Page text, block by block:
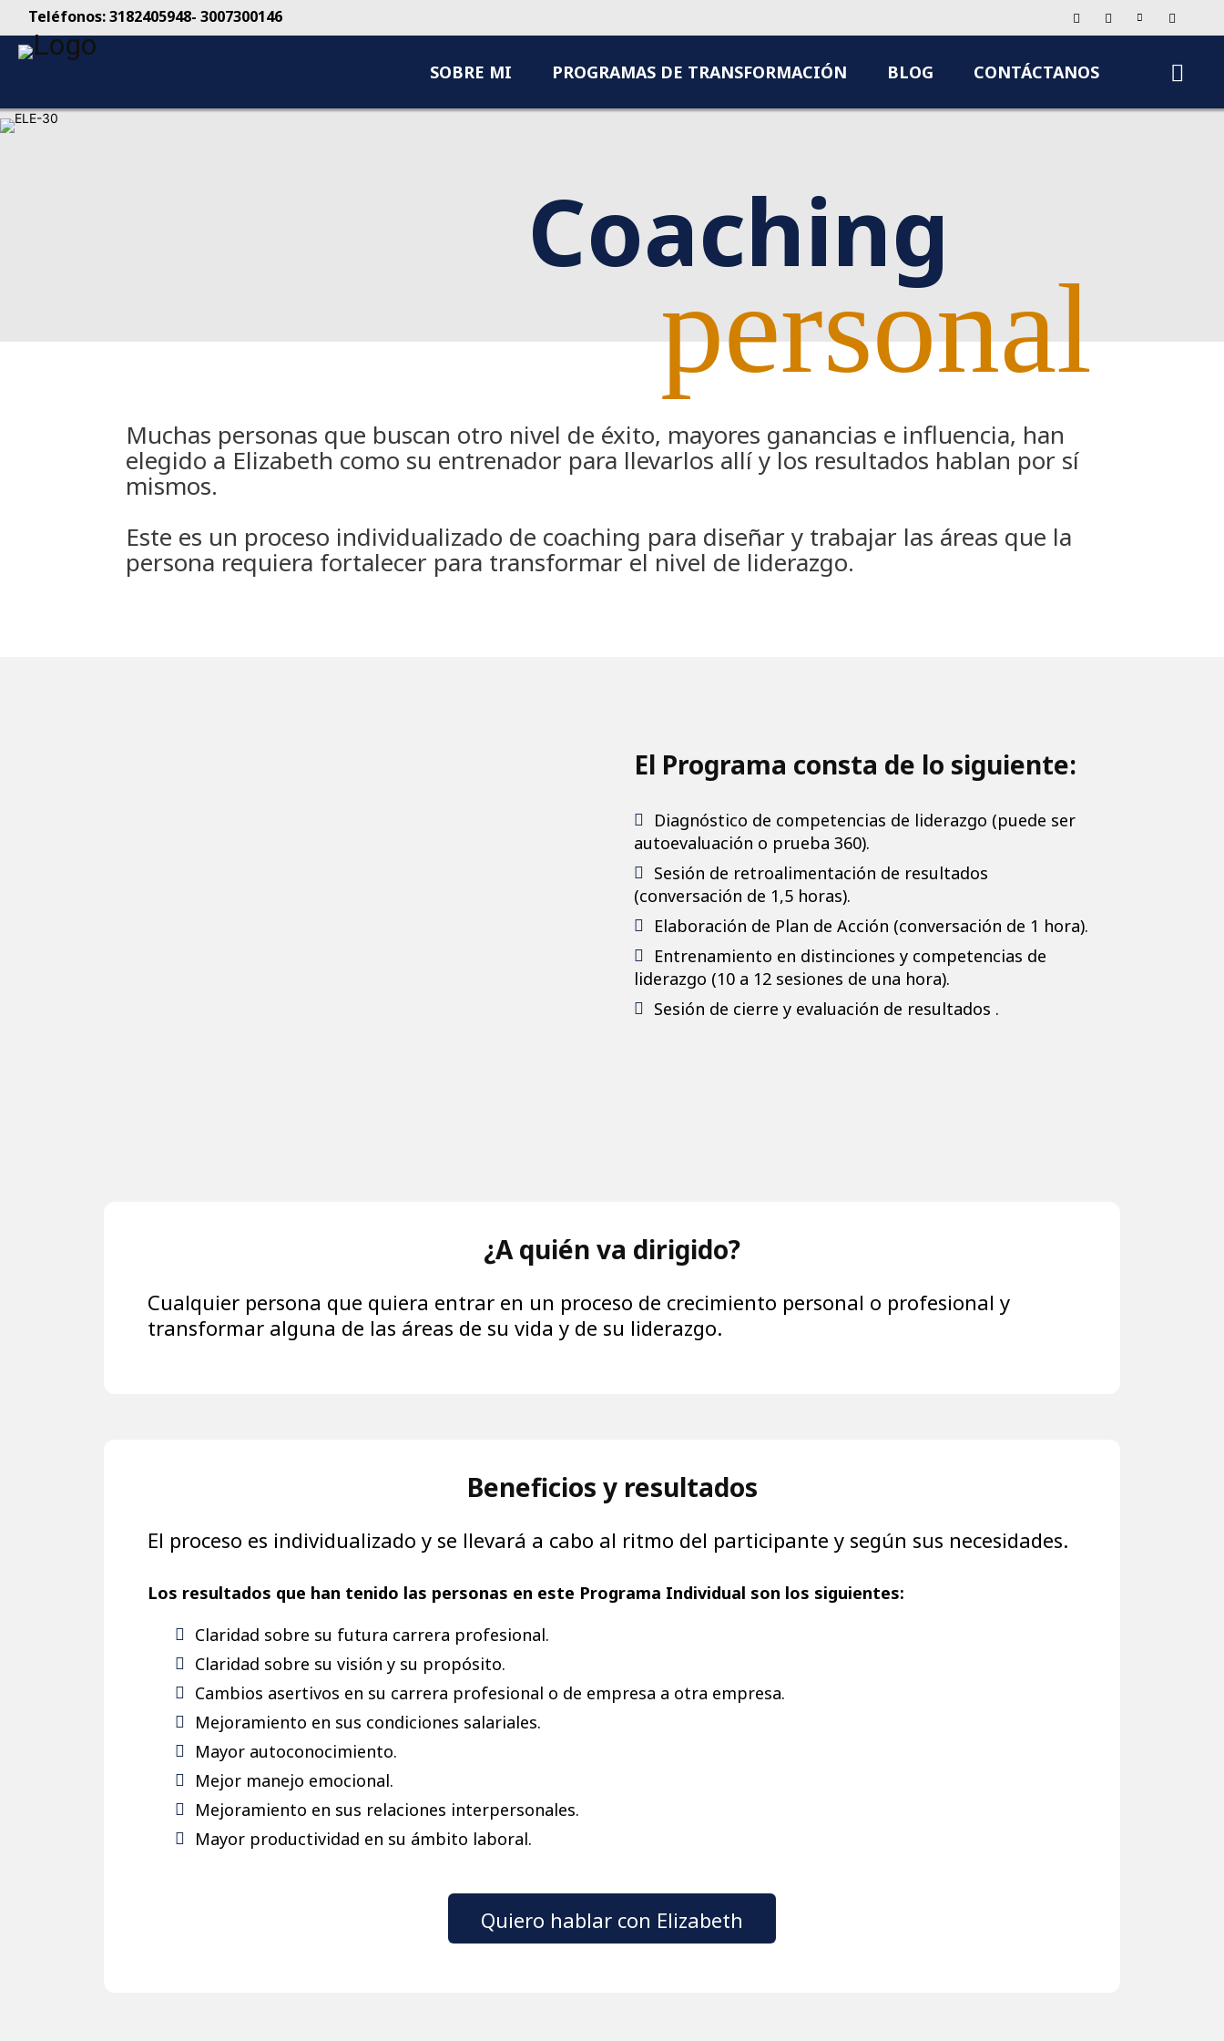
Teléfonos: 3182405948- 3007300146
SOBRE MI PROGRAMAS DE TRANSFORMACIÓN BLOG CONTÁCTANOS
Coaching
personal
Muchas personas que buscan otro nivel de éxito, mayores ganancias e influencia, han
elegido a Elizabeth como su entrenador para llevarlos allí y los resultados hablan por sí
mismos.
Este es un proceso individualizado de coaching para diseñar y trabajar las áreas que la
persona requiera fortalecer para transformar el nivel de liderazgo.
El Programa consta de lo siguiente:
Diagnóstico de competencias de liderazgo (puede ser
autoevaluación o prueba 360).
Sesión de retroalimentación de resultados
(conversación de 1,5 horas).
Elaboración de Plan de Acción (conversación de 1 hora).
Entrenamiento en distinciones y competencias de
liderazgo (10 a 12 sesiones de una hora).
Sesión de cierre y evaluación de resultados .
¿A quién va dirigido?
Cualquier persona que quiera entrar en un proceso de crecimiento personal o profesional y
transformar alguna de las áreas de su vida y de su liderazgo.
Beneficios y resultados
El proceso es individualizado y se llevará a cabo al ritmo del participante y según sus necesidades.
Los resultados que han tenido las personas en este Programa Individual son los siguientes:
Claridad sobre su futura carrera profesional.
Claridad sobre su visión y su propósito.
Cambios asertivos en su carrera profesional o de empresa a otra empresa.
Mejoramiento en sus condiciones salariales.
Mayor autoconocimiento.
Mejor manejo emocional.
Mejoramiento en sus relaciones interpersonales.
Mayor productividad en su ámbito laboral.
Quiero hablar con Elizabeth